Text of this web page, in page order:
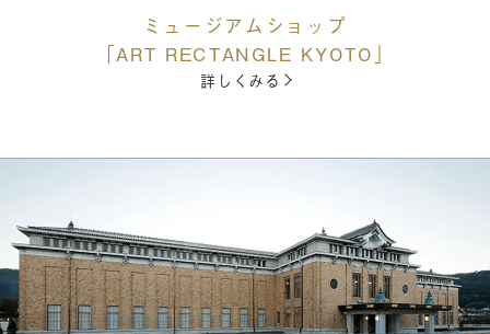
ミュージアムショップ
「ART RECTANGLE KYOTO」
詳しくみる